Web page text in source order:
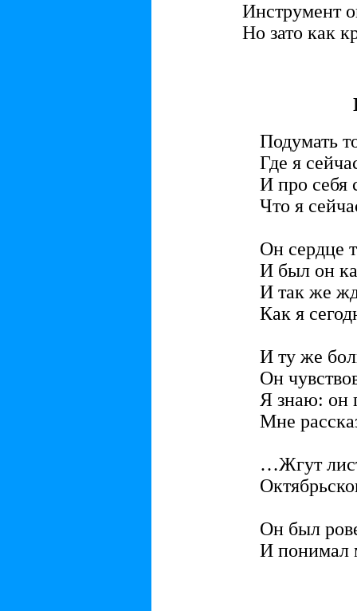
Инструмент
Но зато как
Подумать
Где я
И про себя
Что я
Он сердце
И был он
И так же
Как я
И ту же
Он
Я знаю: он
Мне
…Жгут
Он был
И понимал